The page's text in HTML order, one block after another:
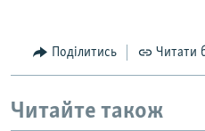
Поділитись Читати
Читайте також